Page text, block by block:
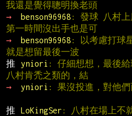
我還是覺得聰明換老頭
→
benson96968 : 發球 八村上
第一時間沒出手也是可
→
benson96968 : 以考慮打球
就是想留最後一波
推
yniori : 仔細想想，最後給
八村肯禿之類的，結
→
yniori : 果沒投進，對他
推
LoKingSer : 八村在場上不